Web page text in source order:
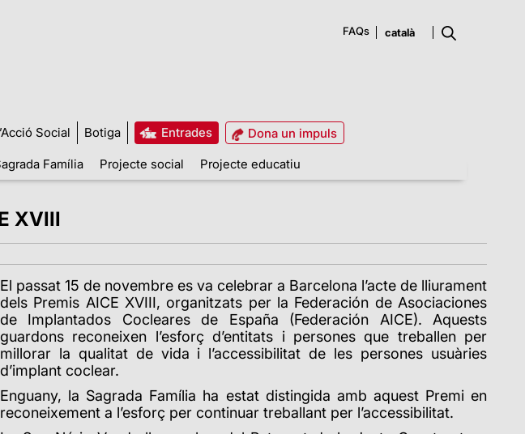
FAQs
Social Botiga Entrades
Dona un impuls
Família Projecte social Projecte educatiu
XVIII
El passat 15 de novembre es va celebrar a Barcelona l’acte de lliurament
dels Premis AICE XVIII, organitzats per la Federación de Asociaciones
de Implantados Cocleares de España (Federación AICE). Aquests
guardons reconeixen l’esforç d’entitats i persones que treballen per
millorar la qualitat de vida i l’accessibilitat de les persones usuàries
d’implant coclear.
Enguany, la Sagrada Família ha estat distingida amb aquest Premi en
reconeixement a l’esforç per continuar treballant per l’accessibilitat.